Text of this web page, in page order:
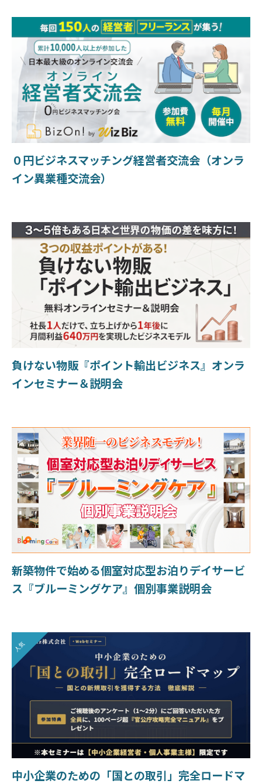
０円ビジネスマッチング経営者交流会（オンラ
イン異業種交流会）
負けない物販『ポイント輸出ビジネス』オンラ
インセミナー＆説明会
新築物件で始める個室対応型お泊りデイサービ
ス『ブルーミングケア』個別事業説明会
人気
中小企業のための「国との取引」完全ロードマ